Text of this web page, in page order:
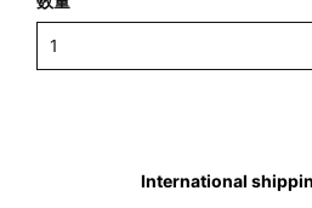
International